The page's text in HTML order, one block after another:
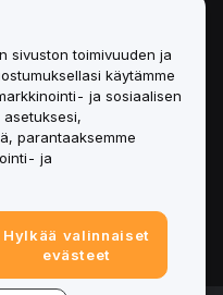
sivuston toimivuuden ja
käytämme
ja sosiaalisen
parantaaksemme
ja
Hylkää valinnaiset
evästeet